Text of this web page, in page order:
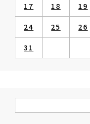
17 18 19
24 25 26
31